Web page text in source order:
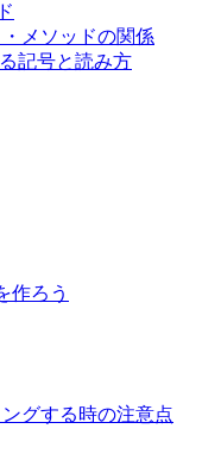
メソッドの関係
記号と読み方
作ろう
グする時の注意点